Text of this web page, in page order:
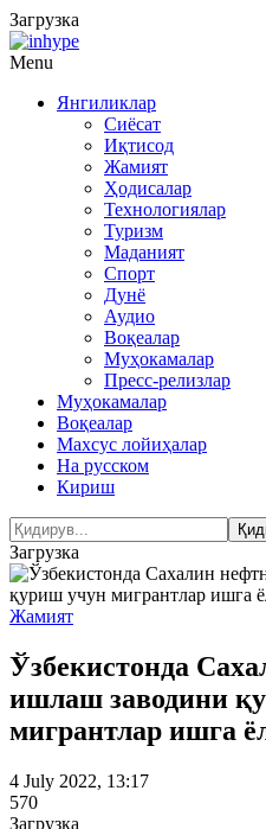
Загрузка
Menu
Янгиликлар
Сиёсат
Иқтисод
Жамият
Ҳодисалар
Технологиялар
Туризм
Маданият
Спорт
Дунё
Аудио
Воқеалар
Муҳокамалар
Пресс-релизлар
Муҳокамалар
Воқеалар
Махсус лойиҳалар
На русском
Кириш
Загрузка
Жамият
Ўзбекистонда
ишлаш заводини
мигрантлар ишга
4 July 2022, 13:17
570
Загрузка